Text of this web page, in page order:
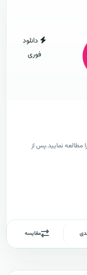
دانلود
فوری
مطالعه نمایید.پس از
مقایسه